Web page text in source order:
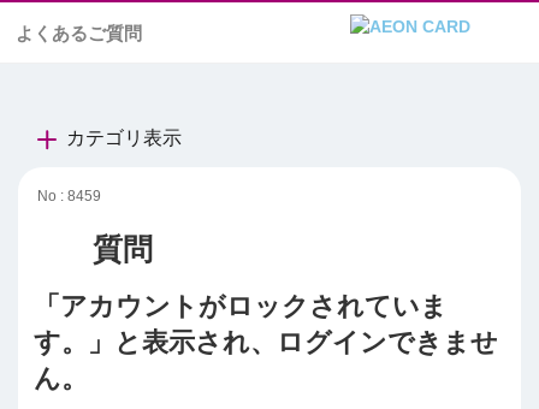
よくあるご質問
カテゴリ表示
No : 8459
「アカウントがロックされていま
す。」と表示され、ログインできませ
ん。